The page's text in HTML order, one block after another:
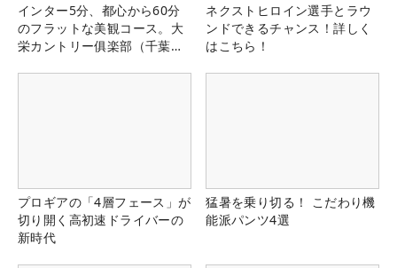
インター5分、都心から60分
のフラットな美観コース。大
栄カントリー俱楽部（千葉
ネクストヒロイン選手とラウ
ンドできるチャンス！詳しく
はこちら！
プロギアの「4層フェース」が
切り開く高初速ドライバーの
新時代
猛暑を乗り切る！ こだわり機
能派パンツ4選